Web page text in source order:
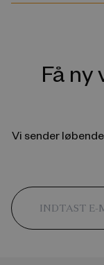
Få ny
Vi sender